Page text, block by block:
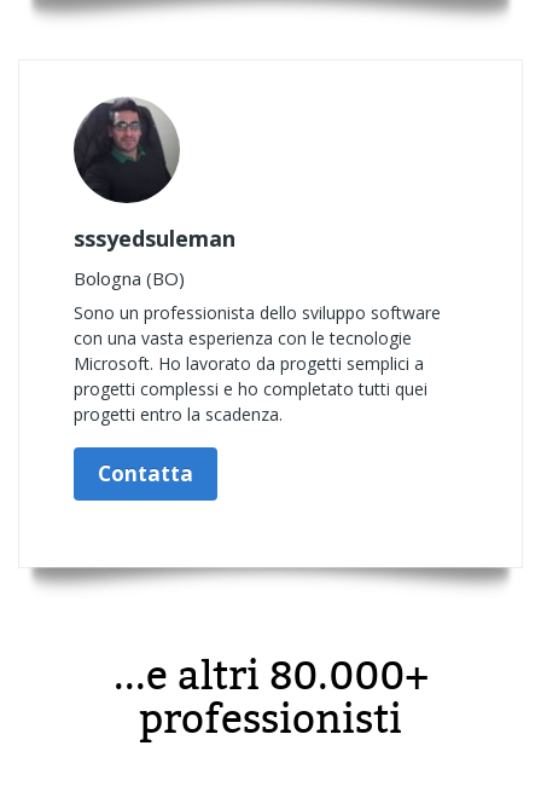
sssyedsuleman
Bologna (BO)
Sono un professionista dello sviluppo software
con una vasta esperienza con le tecnologie
Microsoft. Ho lavorato da progetti semplici a
progetti complessi e ho completato tutti quei
progetti entro la scadenza.
Contatta
...e altri 80.000+
professionisti